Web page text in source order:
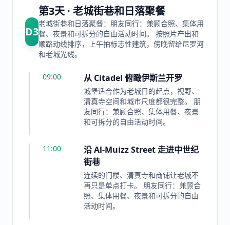
D3
第3天 · 老城街巷和日落聚餐
老城街巷和日落聚餐：朋友同行：兼顾合照、集体用
餐、夜景和可拆分的自由活动时间。 按照片产出和
顺路动线排序，上午拍标志性建筑，傍晚留给尼罗河
和老城光线。
09:00 从 Citadel 俯瞰伊斯兰开罗
城堡适合作为老城日的起点，视野、
清真寺空间和城市尺度都很完整。 朋
友同行：兼顾合照、集体用餐、夜景
和可拆分的自由活动时间。
11:00
沿 Al-Muizz Street 走进中世纪
街巷
连续的门楼、清真寺和商铺让老城不
再只是单点打卡。 朋友同行：兼顾合
照、集体用餐、夜景和可拆分的自由
活动时间。